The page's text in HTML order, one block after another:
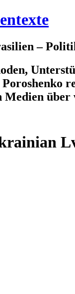
–
Medien